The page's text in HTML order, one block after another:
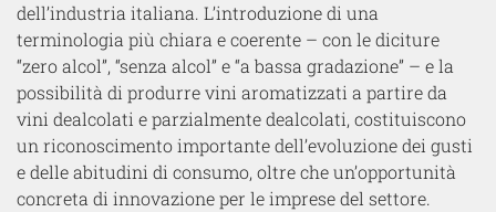
dell’industria italiana. L’introduzione di una
terminologia più chiara e coerente – con le diciture
“zero alcol”, “senza alcol” e “a bassa gradazione” – e la
possibilità di produrre vini aromatizzati a partire da
vini dealcolati e parzialmente dealcolati, costituiscono
un riconoscimento importante dell’evoluzione dei gusti
e delle abitudini di consumo, oltre che un’opportunità
concreta di innovazione per le imprese del settore.